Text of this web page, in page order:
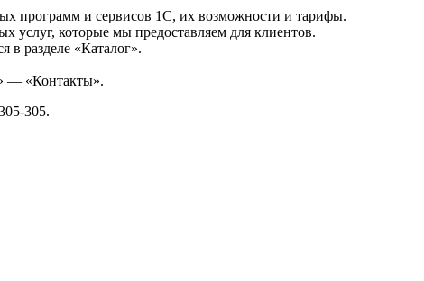
программ и сервисов 1С, их возможности и тарифы.
услуг, которые мы предоставляем для клиентов.
в разделе «Каталог».
— «Контакты».
305.